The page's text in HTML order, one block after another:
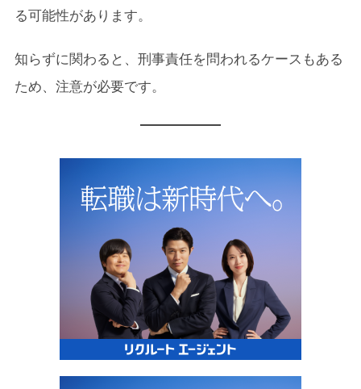
る可能性があります。
知らずに関わると、刑事責任を問われるケースもある
ため、注意が必要です。